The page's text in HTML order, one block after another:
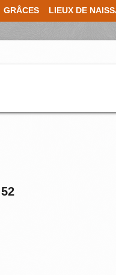
GRÂCES LIEUX DE